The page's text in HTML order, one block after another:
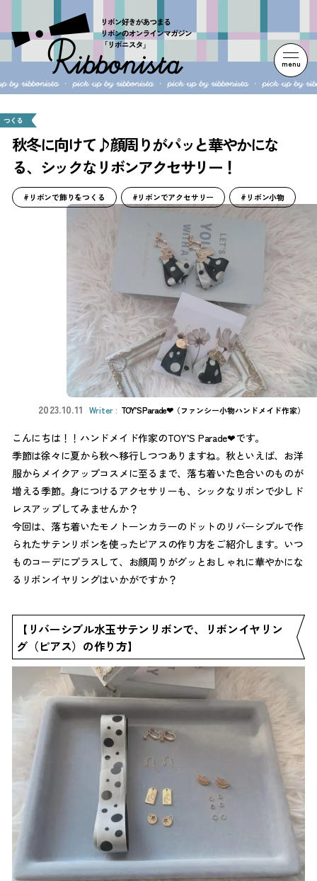
menu
つくる
秋冬に向けて♪顔周りがパッと華やかにな
る、シックなリボンアクセサリー！
#リボンで飾りをつくる #リボンでアクセサリー #リボン小物
2023.10.11 TOY’S Parade❤︎（ファンシー小物ハンドメイド作家）
こんにちは！！ハンドメイド作家のTOY’S Parade❤︎です。
季節は徐々に夏から秋へ移行しつつありますね。秋といえば、お洋
服からメイクアップコスメに至るまで、落ち着いた色合いのものが
増える季節。身につけるアクセサリーも、シックなリボンで少しド
レスアップしてみませんか？
今回は、落ち着いたモノトーンカラーのドットのリバーシブルで作
られたサテンリボンを使ったピアスの作り方をご紹介します。いつ
ものコーデにプラスして、お顔周りがグッとおしゃれに華やかにな
るリボンイヤリングはいかがですか？
【リバーシブル水玉サテンリボンで、リボンイヤリン
グ（ピアス）の作り方】